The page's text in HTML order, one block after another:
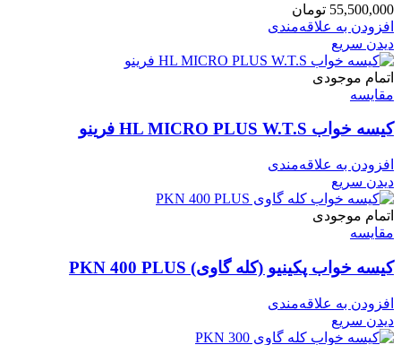
55,500,000 تومان
افزودن به علاقه‌مندی
دیدن سریع
اتمام موجودی
مقایسه
کیسه خواب HL MICRO PLUS W.T.S فرینو
افزودن به علاقه‌مندی
دیدن سریع
اتمام موجودی
مقایسه
کیسه خواب پکینیو (کله گاوی) PKN 400 PLUS
افزودن به علاقه‌مندی
دیدن سریع